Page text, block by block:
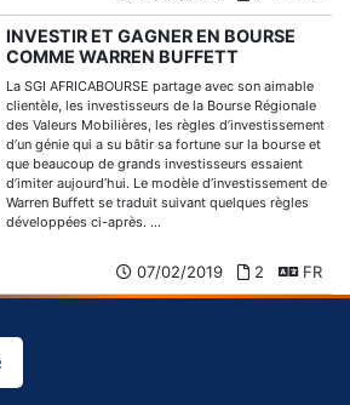
INVESTIR ET GAGNER EN BOURSE
COMME WARREN BUFFETT
La SGI AFRICABOURSE partage avec son aimable
clientèle, les investisseurs de la Bourse Régionale
des Valeurs Mobilières, les règles d’investissement
d’un génie qui a su bâtir sa fortune sur la bourse et
que beaucoup de grands investisseurs essaient
d’imiter aujourd’hui. Le modèle d’investissement de
Warren Buffett se traduit suivant quelques règles
développées ci-après. ...
07/02/2019 2 FR